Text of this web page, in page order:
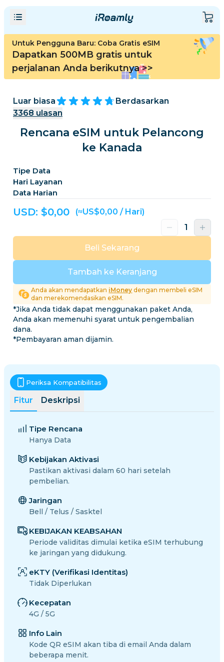
Untuk Pengguna Baru: Coba Gratis eSIM
Dapatkan 500MB gratis untuk
perjalanan Anda berikutnya>>
Luar biasa
Berdasarkan
3368 ulasan
Rencana eSIM untuk Pelancong
ke Kanada
Tipe Data
Hari Layanan
Data Harian
USD: $0,00 (≈US$0,00 / Hari)
Tambah ke Keranjang
Beli Sekarang
Anda akan mendapatkan iMoney dengan membeli eSIM
dan merekomendasikan eSIM.
*Jika Anda tidak dapat menggunakan paket Anda,
Anda akan memenuhi syarat untuk pengembalian
dana.
*Pembayaran aman dijamin.
Fitur Deskripsi
Periksa Kompatibilitas
Tipe Rencana
Hanya Data
Kebijakan Aktivasi
Pastikan aktivasi dalam 60 hari setelah
pembelian.
Jaringan
Bell / Telus / Sasktel
KEBIJAKAN KEABSAHAN
Periode validitas dimulai ketika eSIM terhubung
ke jaringan yang didukung.
eKTY (Verifikasi Identitas)
Tidak Diperlukan
Kecepatan
4G / 5G
Info Lain
Kode QR eSIM akan tiba di email Anda dalam
beberapa menit.